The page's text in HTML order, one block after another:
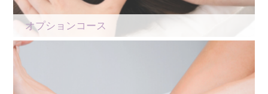
オプションコース